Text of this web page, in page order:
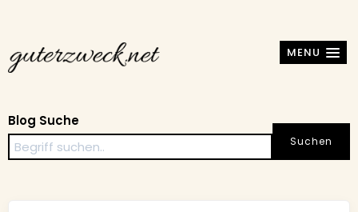
MENU
Blog Suche
Suchen